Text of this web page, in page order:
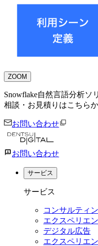
ZOOM
Snowflake自然言語分析ソ
相談・お見積りはこちら
お問い合わせ
お問い合わせ
サービス
サービス
コンサルティ
エクスペリエ
デジタル広告
エクスペリエ